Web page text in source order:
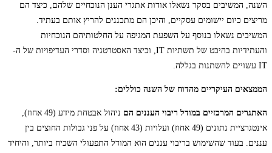
השנה, המשיבים בסקר נשאלו אודות אתגרי הענן הנוכחיים שלהם, כיצד הם
מריצים כיום יישומים עסקיים, והיכן הם מתכננים להריץ אותם בעתיד.
המשיבים נשאלו בנוסף על השפעת המגיפה על החלטותיהם הנוכחיות
והעתידיות בהיבט של תשתיות IT, וכיצד האסטרטגיה וסדרי העדיפויות של ה-
IT עשויים להשתנות בגללה.
הממצאים העיקריים מהדוח של השנה כוללים:
האתגרים המרכזיים במודל ריבוי העננים הם
ניהול אבטחת מידע (49 אחוז),
אינטגרציית נתונים (49 אחוז) ועלויות (43 אחוז) על פני גבולות החוצים בין
עננים. בעוד שהשימוש בריבוי עננים הוא המודל התפעולי השכיח ביותר, והיחיד